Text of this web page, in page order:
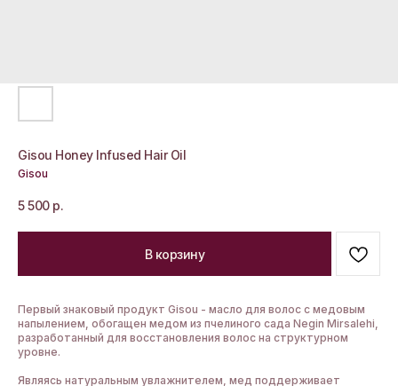
Gisou Honey Infused Hair Oil
Gisou
5 500 р.
В корзину
Первый знаковый продукт Gisou - масло для волос с медовым
напылением, обогащен медом из пчелиного сада Negin Mirsalehi,
разработанный для восстановления волос на структурном
уровне.
Являясь натуральным увлажнителем, мед поддерживает